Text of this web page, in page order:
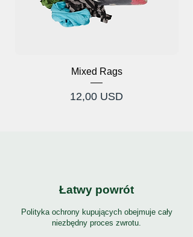
Mixed Rags
Cena
12,00 USD
Łatwy powrót
Polityka ochrony kupujących obejmuje cały
niezbędny proces zwrotu.